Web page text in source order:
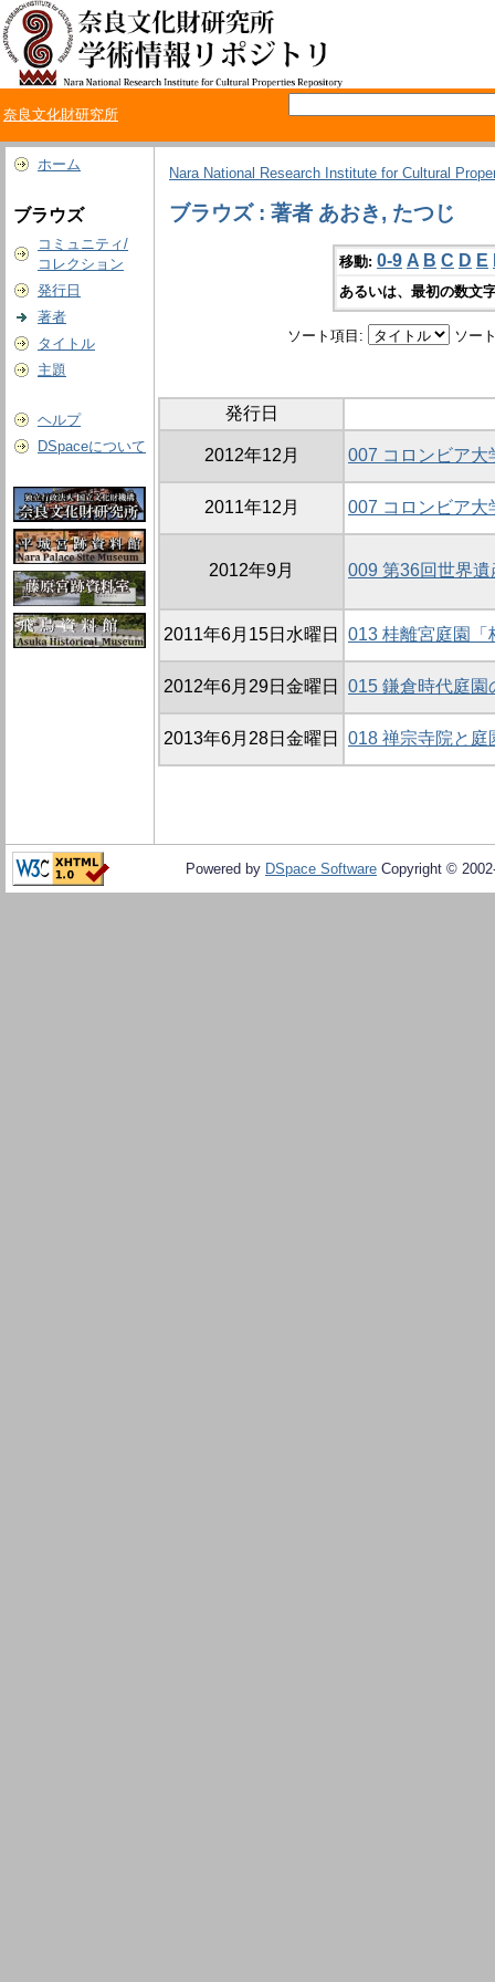
奈良文化財研究所
ホーム
ブラウズ
コミュニティ/
コレクション
発行日
著者
タイトル
主題
ヘルプ
DSpaceについて
Nara National Research Institute for Cultural
ブラウズ : 著者 あおき, たつじ
移動: 0-9 A B C D E
あるいは、最初の数文
ソート項目: ソー
発行日
2012年12月 007 コロンビア大
2011年12月 007 コロンビア大
2012年9月 009 第36回世界
2011年6月15日水曜日 013 桂離宮庭園「
2012年6月29日金曜日 015 鎌倉時代庭園
2013年6月28日金曜日 018 禅宗寺院と庭
Powered by DSpace Software Copyright ©